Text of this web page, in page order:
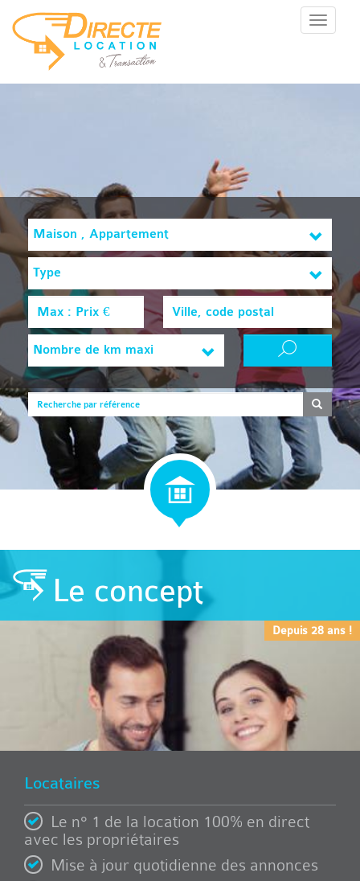
Menu
Maison , Appartement
Type
Nombre de km maxi
Le concept
Depuis 28 ans !
Locataires
Le n° 1 de la location 100% en direct
avec les propriétaires
Mise à jour quotidienne des annonces